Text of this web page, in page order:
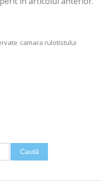
camara rulotistului